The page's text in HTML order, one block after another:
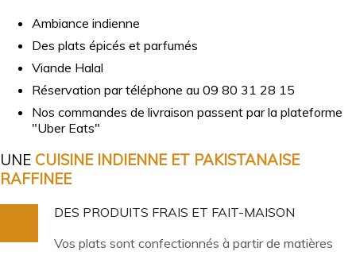
Ambiance indienne
Des plats épicés et parfumés
Viande Halal
Réservation par téléphone au 09 80 31 28 15
Nos commandes de livraison passent par la plateforme
"Uber Eats"
UNE CUISINE INDIENNE ET PAKISTANAISE
RAFFINEE
DES PRODUITS FRAIS ET FAIT-MAISON
Vos plats sont confectionnés à partir de matières